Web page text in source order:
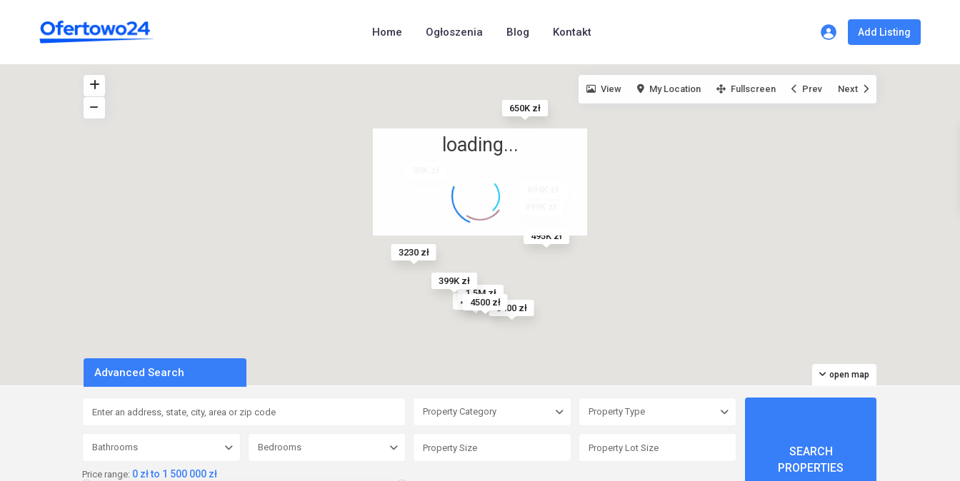
Home Ogłoszenia Blog Kontakt Add Listing
3230 zł
424K zł
3400 zł
650K zł
495K zł
1.5M zł
399K zł
4500 zł
loading...
open map
View My Location Fullscreen Prev Next
Advanced Search
Property Category Property Type
Bathrooms Bedrooms
Price range: 0 zł to 1 500 000 zł